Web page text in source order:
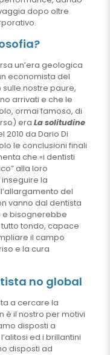
dopo oltre
un’era geologica
economista del
nostre paure,
arrivati e che le
ormai famoso, di
era La solitudine
2010 da Dario Di
le conclusioni finali
che «i dentisti
alla loro
la
del
vanno dal dentista
e bisognerebbe
tondo, capace
il campo
e la cura
no global
a cercare la
è il nostro per motivi
disposti a
ed i brillantini
disposti ad